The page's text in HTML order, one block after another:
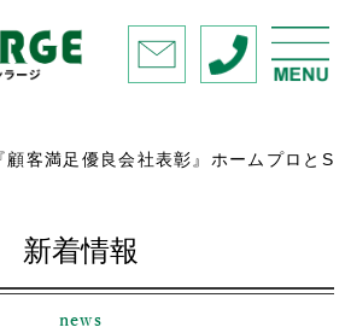
『顧客満足優良会社表彰』ホームプロと
新着情報
news